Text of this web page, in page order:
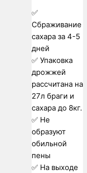
✅
Сбраживание
сахара за 4-5
дней
✅ Упаковка
дрожжей
рассчитана на
27л браги и
сахара до 8кг.
✅ Не
образуют
обильной
пены
✅ На выходе